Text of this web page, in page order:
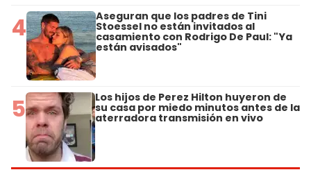
4 Aseguran que los padres de Tini
Stoessel no están invitados al
casamiento con Rodrigo De Paul: "Ya
están avisados"
5 Los hijos de Perez Hilton huyeron de
su casa por miedo minutos antes de la
aterradora transmisión en vivo